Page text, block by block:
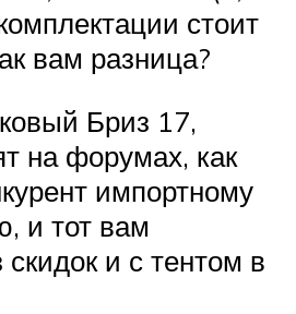
стоит
вам разница?
Бриз 17,
на форумах, как
импортному
и тот вам
и с тентом в